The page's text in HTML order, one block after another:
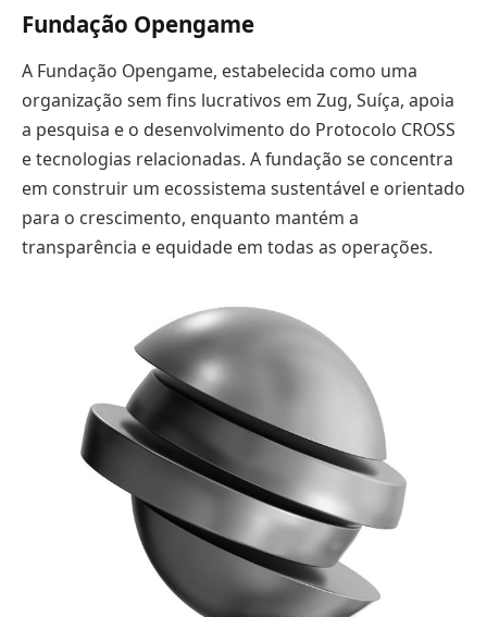
Fundação Opengame
A Fundação Opengame, estabelecida como uma
organização sem fins lucrativos em Zug, Suíça, apoia
a pesquisa e o desenvolvimento do Protocolo CROSS
e tecnologias relacionadas. A fundação se concentra
em construir um ecossistema sustentável e orientado
para o crescimento, enquanto mantém a
transparência e equidade em todas as operações.